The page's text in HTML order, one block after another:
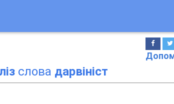
слова дарвініст